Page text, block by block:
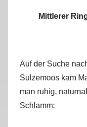
Mittlerer
Auf der Suche
Sulzemoos kam
man ruhig,
Schlamm: